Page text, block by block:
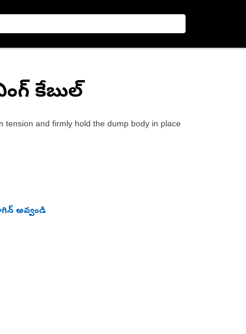
కేబుల్
and firmly hold the dump body in place
అవ్వండి